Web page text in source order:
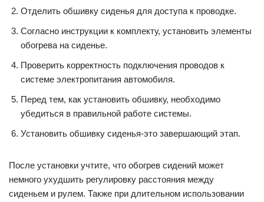
Отделить обшивку сиденья для доступа к проводке.
Согласно инструкции к комплекту, установить элементы
обогрева на сиденье.
Проверить корректность подключения проводов к
системе электропитания автомобиля.
Перед тем, как установить обшивку, необходимо
убедиться в правильной работе системы.
Установить обшивку сиденья-это завершающий этап.
После установки учтите, что обогрев сидений может
немного ухудшить регулировку расстояния между
сиденьем и рулем. Также при длительном использовании